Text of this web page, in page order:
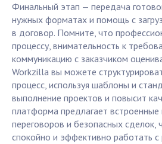
Финальный этап — передача
нужных форматах и помощь с
в договор. Помните, что
процессу, внимательность к
коммуникацию с заказчиком
Workzilla вы можете
процесс, используя шаблоны и
выполнение проектов и повысит
платформа предлагает
переговоров и безопасных сделок,
спокойно и эффективно работать